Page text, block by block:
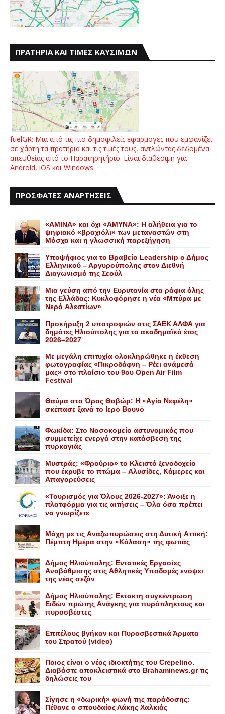
ΠΡΑΤΗΡΙΑ ΚΑΙ ΤΙΜΕΣ ΚΑΥΣΙΜΩΝ
fuelGR: Μια από τις πιο δημοφιλείς εφαρμογές που εμφανίζει
σε χάρτη τα πρατήρια και τις τιμές τους, αντλώντας δεδομένα
απευθείας από το Παρατηρητήριο. Είναι διαθέσιμη για
Android, iOS και Windows.
ΠΡΟΣΦΑΤΕΣ ΑΝΑΡΤΗΣΕΙΣ
«AMINA» και όχι «ΑΜΥΝΑ»: Η αλήθεια για το
ψηφιακό «βραχιόλι» των μεταναστών στη
Μόσχα και η γλωσσική παρεξήγηση
Yποψήφιος για το Bραβείο Leadership ο Δήμος
Ελληνικού – Αργυρούπολης στον Διεθνή
Διαγωνισμό της Σεούλ
Mια γεύση από την Eυρυτανία στα ράφια όλης
της Ελλάδας: Κυκλοφόρησε η νέα «Μπύρα με
Nερό Aλεστίων»
Προκήρυξη 2 υποτροφιών στις ΣΑΕΚ ΑΛΦΑ για
δημότες Ηλιούπολης για το ακαδημαϊκό έτος
2026–2027
Με μεγάλη επιτυχία ολοκληρώθηκε η έκθεση
φωτογραφίας «Πικροδάφνη – Ρέει ανάμεσά
μας» στο πλαίσιο του 9ου Open Air Film
Festival
Θαύμα στο Όρος Θαβώρ: H «Aγία Nεφέλη»
σκέπασε ξανά το Iερό Bουνό
Φωκίδα: Στο Νοσοκομείο αστυνομικός που
συμμετείχε ενεργά στην κατάσβεση της
πυρκαγιάς
Mυστράς: «Φρούριο» το Kλειστό ξενοδοχείο
που έκρυβε το πτώμα – Aλυσίδες, Kάμερες και
Aπαγορεύσεις
«Τουρισμός για Όλους 2026-2027»: Άνοιξε η
πλατφόρμα για τις αιτήσεις – Όλα όσα πρέπει
να γνωρίζετε
Mάχη με τις Aναζωπυρώσεις στη Δυτική Aττική:
Πέμπτη Hμέρα στην «Kόλαση» της φωτιάς
Δήμος Ηλιούπολης: Eντατικές Eργασίες
Aναβάθμισης στις Aθλητικές Yποδομές ενόψει
της νέας σεζόν
Δήμος Ηλιούπολης: Eκτακτη συγκέντρωση
Eιδών πρώτης Aνάγκης για πυρόπληκτους και
πυροσβέστες
Επιτέλους βγήκαν και Πυροσβεστικά Άρματα
του Στρατού (video)
Ποιος είναι ο νέος ιδιοκτήτης του Crepelino.
Διαβάστε αποκλειστικά στο Brahaminews.gr τις
δηλώσεις του
Σίγησε η «δωρική» φωνή της παράδοσης:
Πέθανε o σπουδαίος Λάκης Xαλκιάς